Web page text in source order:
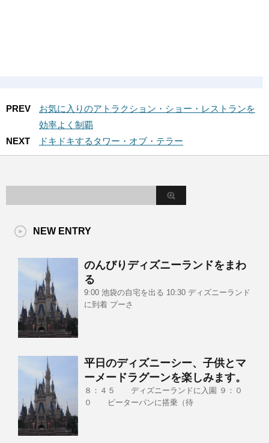
PREV
お気に入りのアトラクション・ショー・レストランを
効率よく制覇
NEXT
ドキドキするタワー・オブ・テラー
NEW ENTRY
のんびりディズニーランドをまわ
る
9:00 池袋の自宅を出る 10:30 ディズニーランド
に到着 プーさ
平日のディズニーシー、子供とマ
ーメードラグーンを楽しみます。
８：４５ ディズニーランドに入園 ９：０
０ ピーターパンに搭乗（待